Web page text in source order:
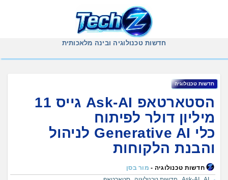
חדשות טכנולוגיה ובינה מלאכותית
חדשות טכנולוגיה
הסטארטאפ Ask-AI גייס 11
מיליון דולר לפיתוח
כלי Generative AI לניהול
והבנת הלקוחות
חדשות טכנולוגיה - מור בסן